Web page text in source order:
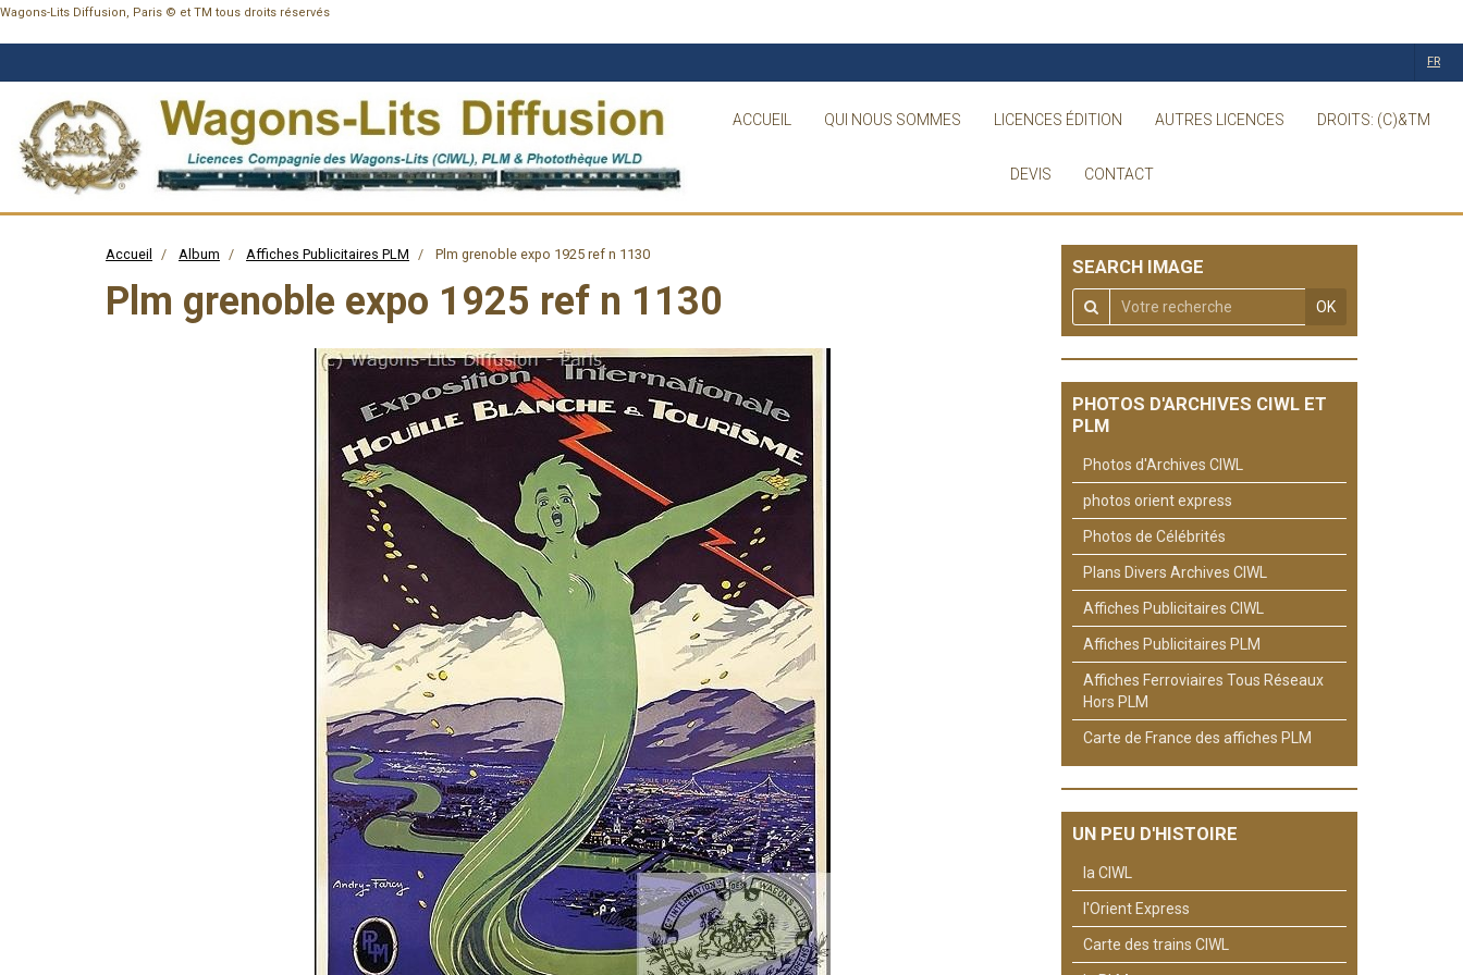
Wagons-Lits Diffusion, Paris © et TM tous droits réservés
ACCUEIL QUI NOUS SOMMES LICENCES ÉDITION AUTRES LICENCES DROITS: (C)&TM
DEVIS CONTACT
FR
Accueil Album Affiches Publicitaires PLM Plm grenoble expo 1925 ref n 1130
Plm grenoble expo 1925 ref n 1130
SEARCH IMAGE
OK
PHOTOS D'ARCHIVES CIWL ET
PLM
Photos d'Archives CIWL
photos orient express
Photos de Célébrités
Plans Divers Archives CIWL
Affiches Publicitaires CIWL
Affiches Publicitaires PLM
Affiches Ferroviaires Tous Réseaux
Hors PLM
Carte de France des affiches PLM
UN PEU D'HISTOIRE
la CIWL
l'Orient Express
Carte des trains CIWL